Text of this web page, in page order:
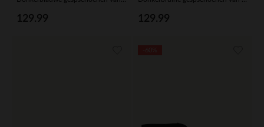
129.99 129.99